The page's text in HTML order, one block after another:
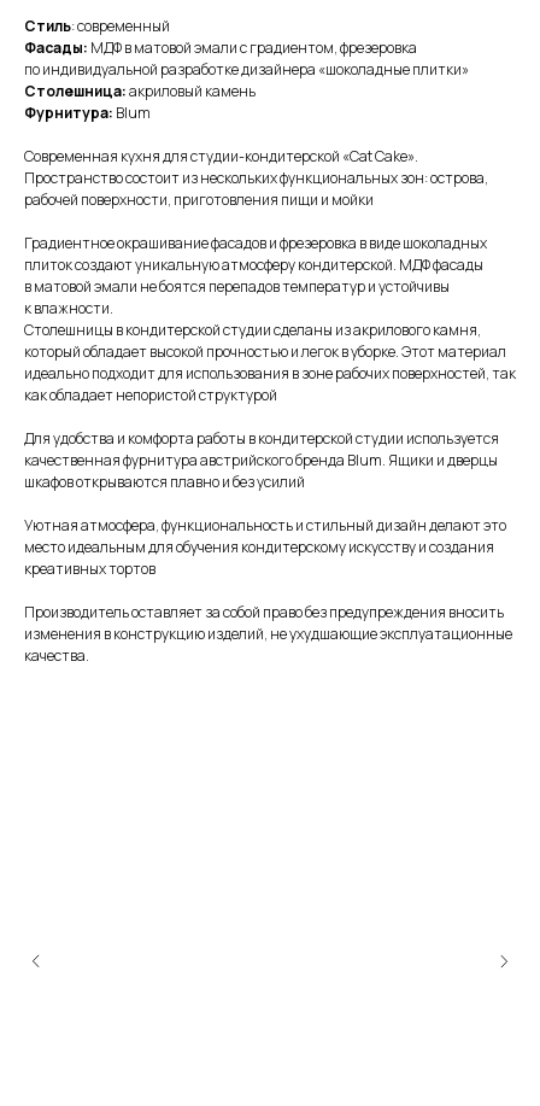
Стиль: современный
Фасады: МДФ в матовой эмали с градиентом, фрезеровка
по индивидуальной разработке дизайнера «шоколадные плитки»
Столешница:акриловый камень
Фурнитура: Blum
Современная кухня для студии-кондитерской «Cat Cake».
Пространство состоит из нескольких функциональных зон: острова,
рабочей поверхности, приготовления пищи и мойки
Градиентное окрашивание фасадов и фрезеровка в виде шоколадных
плиток создают уникальную атмосферу кондитерской. МДФ фасады
в матовой эмали не боятся перепадов температур и устойчивы
к влажности.
Столешницы в кондитерской студии сделаны из акрилового камня,
который обладает высокой прочностью и легок в уборке. Этот материал
идеально подходит для использования в зоне рабочих поверхностей, так
как обладает непористой структурой
Для удобства и комфорта работы в кондитерской студии используется
качественная фурнитура австрийского бренда Blum. Ящики и дверцы
шкафов открываются плавно и без усилий
Уютная атмосфера, функциональность и стильный дизайн делают это
место идеальным для обучения кондитерскому искусству и создания
креативных тортов
Производитель оставляет за собой право без предупреждения вносить
изменения в конструкцию изделий, не ухудшающие эксплуатационные
качества.